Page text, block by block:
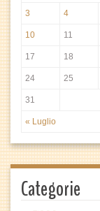
« Luglio
3 4
10 11
17 18
24 25
31
Categorie